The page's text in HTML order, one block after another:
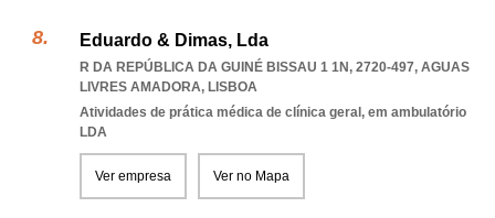
Eduardo & Dimas, Lda
R DA REPÚBLICA DA GUINÉ BISSAU 1 1N, 2720-497, AGUAS
LIVRES AMADORA, LISBOA
Atividades de prática médica de clínica geral, em ambulatório
LDA
Ver empresa Ver no Mapa